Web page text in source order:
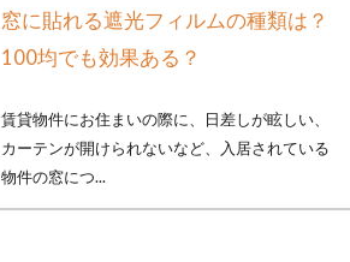
窓に貼れる遮光フィルムの種類は？
100均でも効果ある？
賃貸物件にお住まいの際に、日差しが眩しい、
カーテンが開けられないなど、入居されている
物件の窓につ...